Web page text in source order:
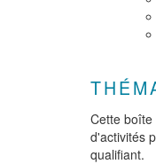
Cette
d'activités
qualifiant.